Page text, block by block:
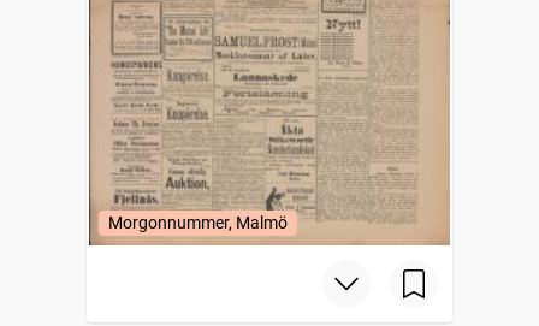
Morgonnummer, Malmö